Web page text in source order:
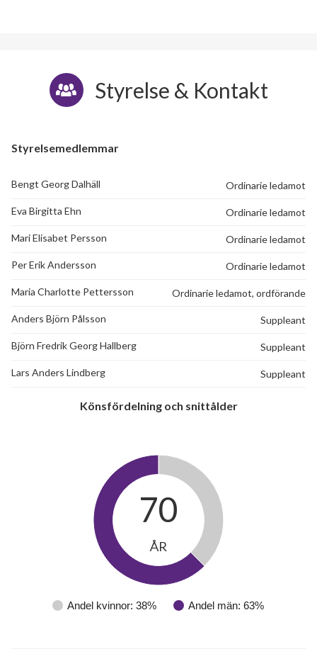
lägenheter
Styrelse & Kontakt
Styrelsemedlemmar
Bengt Georg Dalhäll Ordinarie ledamot
Eva Birgitta Ehn Ordinarie ledamot
Mari Elisabet Persson Ordinarie ledamot
Per Erik Andersson Ordinarie ledamot
Maria Charlotte Pettersson Ordinarie ledamot, ordförande
Anders Björn Pålsson Suppleant
Björn Fredrik Georg Hallberg Suppleant
Lars Anders Lindberg Suppleant
Könsfördelning och snittålder
Andel kvinnor: 38% Andel män: 63%
70
ÅR